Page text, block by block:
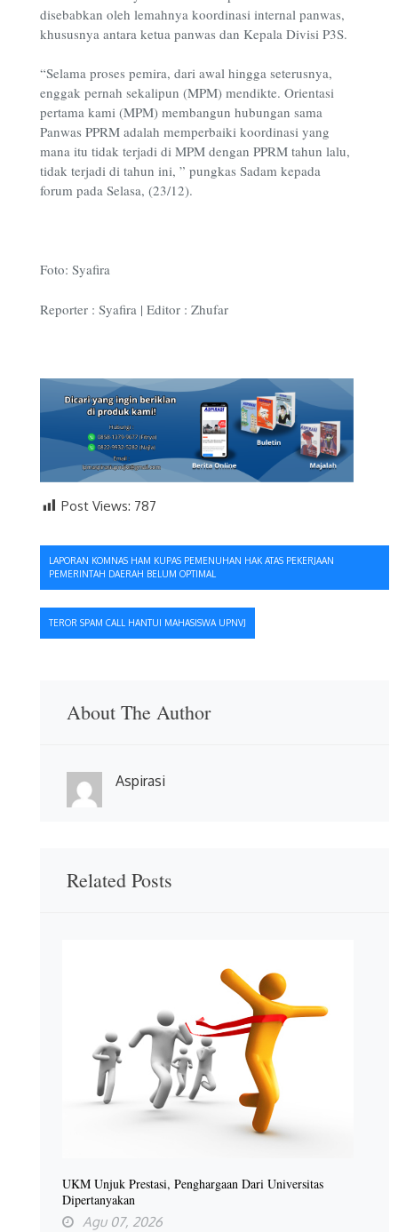
disebabkan oleh lemahnya koordinasi internal panwas,
khususnya antara ketua panwas dan Kepala Divisi P3S.
“Selama proses pemira, dari awal hingga seterusnya,
enggak pernah sekalipun (MPM) mendikte. Orientasi
pertama kami (MPM) membangun hubungan sama
Panwas PPRM adalah memperbaiki koordinasi yang
mana itu tidak terjadi di MPM dengan PPRM tahun lalu,
tidak terjadi di tahun ini, ” pungkas Sadam kepada
forum pada Selasa, (23/12).
Foto: Syafira
Reporter : Syafira | Editor : Zhufar
Post Views: 787
Navigasi
pos
LAPORAN KOMNAS HAM KUPAS PEMENUHAN HAK ATAS PEKERJAAN
PEMERINTAH DAERAH BELUM OPTIMAL
TEROR SPAM CALL HANTUI MAHASISWA UPNVJ
About The Author
Aspirasi
Related Posts
UKM Unjuk Prestasi, Penghargaan Dari Universitas
Dipertanyakan
Agu 07, 2026